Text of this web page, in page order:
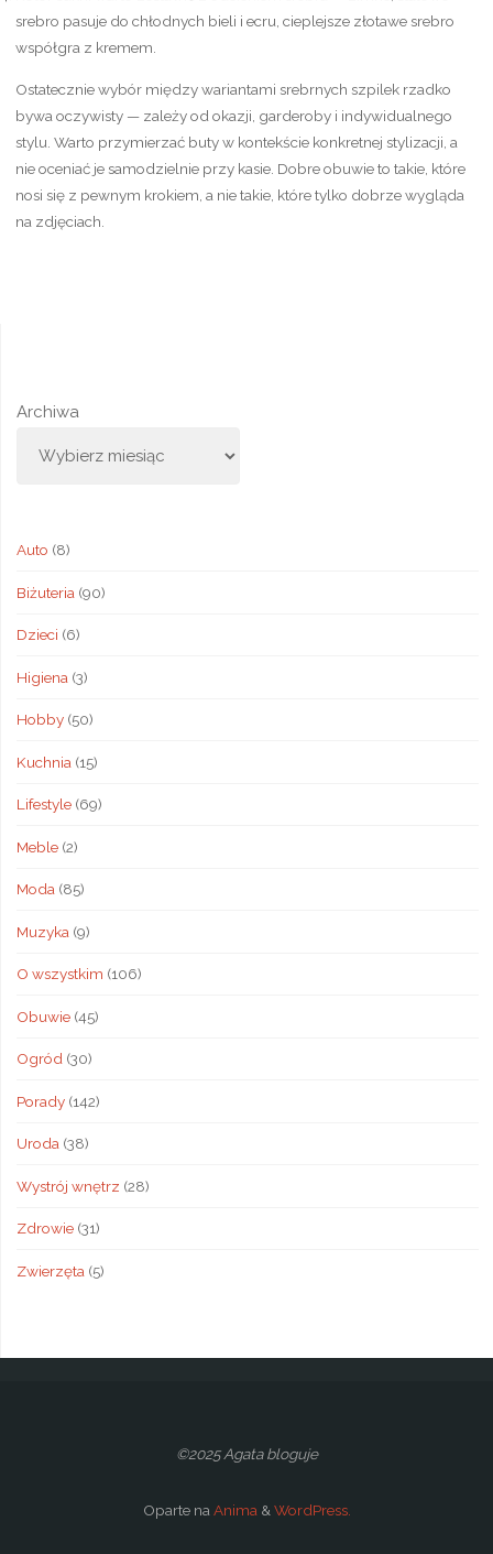
srebro pasuje do chłodnych bieli i ecru, cieplejsze złotawe srebro
współgra z kremem.
Ostatecznie wybór między wariantami srebrnych szpilek rzadko
bywa oczywisty — zależy od okazji, garderoby i indywidualnego
stylu. Warto przymierzać buty w kontekście konkretnej stylizacji, a
nie oceniać je samodzielnie przy kasie. Dobre obuwie to takie, które
nosi się z pewnym krokiem, a nie takie, które tylko dobrze wygląda
na zdjęciach.
Archiwa
Auto (8)
Biżuteria (90)
Dzieci (6)
Higiena (3)
Hobby(50)
Kuchnia (15)
Lifestyle(69)
Meble(2)
Moda(85)
Muzyka (9)
O wszystkim (106)
Obuwie(45)
Ogród(30)
Porady(142)
Uroda(38)
Wystrój wnętrz (28)
Zdrowie(31)
Zwierzęta (5)
©2025 Agata bloguje
Oparte na Anima & WordPress.